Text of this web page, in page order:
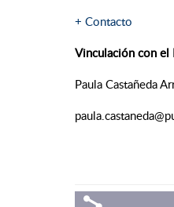
+ Contacto
Paula